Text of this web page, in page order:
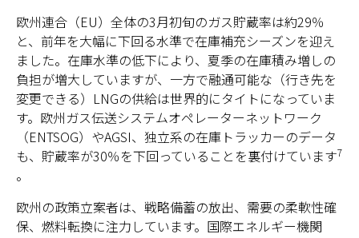
欧州連合（EU）全体の3月初旬のガス貯蔵率は約29％
と、前年を大幅に下回る水準で在庫補充シーズンを迎え
ました。在庫水準の低下により、夏季の在庫積み増しの
負担が増大していますが、一方で融通可能な（行き先を
変更できる）LNGの供給は世界的にタイトになっていま
す。欧州ガス伝送システムオペレーターネットワーク
（ENTSOG）やAGSI、独立系の在庫トラッカーのデータ
も、貯蔵率が30％を下回っていることを裏付けています7
。
欧州の政策立案者は、戦略備蓄の放出、需要の柔軟性確
保、燃料転換に注力しています。国際エネルギー機関